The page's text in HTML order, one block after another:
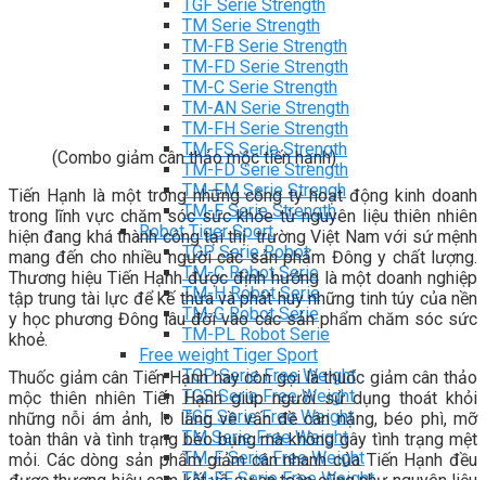
TGF Serie Strength
TM Serie Strength
TM-FB Serie Strength
TM-FD Serie Strength
TM-C Serie Strength
TM-AN Serie Strength
TM-FH Serie Strength
TM-FS Serie Strength
TM-FD Serie Strength
TM-FM Serie Strengh
TM-F Serie Strength
Robot Tiger Sport
TGP Serie Robot
TM-C Robot Serie
TM-H Robot Serie
TM-G Robot Serie
TM-PL Robot Serie
Free weight Tiger Sport
TGP Serie Free Weight
TGS Serie Free Weight
TGF Serie Free Weight
TM Serie Free Weight
TM-F Serie Free Weight
(Combo giảm cân thảo mộc tiến hạnh)
Tiến Hạnh là một trong những công ty hoạt động kinh doanh
trong lĩnh vực chăm sóc sức khỏe từ nguyên liệu thiên nhiên
hiện đang khá thành công tại thị trường Việt Nam với sứ mệnh
mang đến cho nhiều người các sản phẩm Đông y chất lượng.
Thương hiệu Tiến Hạnh được định hướng là một doanh nghiệp
tập trung tài lực để kế thừa và phát huy những tinh túy của nền
y học phương Đông lâu đời vào các sản phẩm chăm sóc sức
khoẻ.
Thuốc giảm cân Tiến Hạnh hay còn gọi là thuốc giảm cân thảo
mộc thiên nhiên Tiến Hạnh giúp người sử dụng thoát khỏi
những nỗi ám ảnh, lo lắng về vấn đề cân nặng, béo phì, mỡ
toàn thân và tình trạng béo bụng mà không gây tình trạng mệt
mỏi. Các dòng sản phẩm giảm cân nhanh của Tiến Hạnh đều